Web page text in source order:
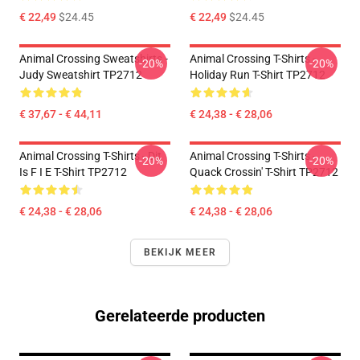
€ 22,49$24.45 € 22,49$24.45
Animal Crossing Sweatshirts -
Judy Sweatshirt TP2712
€ 37,67 - € 44,11
-20%
Animal Crossing T-Shirts -
Holiday Run T-Shirt TP2712
€ 24,38 - € 28,06
-20%
Animal Crossing T-Shirts - Dit
Is F I E T-Shirt TP2712
€ 24,38 - € 28,06
-20%
Animal Crossing T-Shirts -
Quack Crossin' T-Shirt TP2712
€ 24,38 - € 28,06
-20%
BEKIJK MEER
Gerelateerde producten